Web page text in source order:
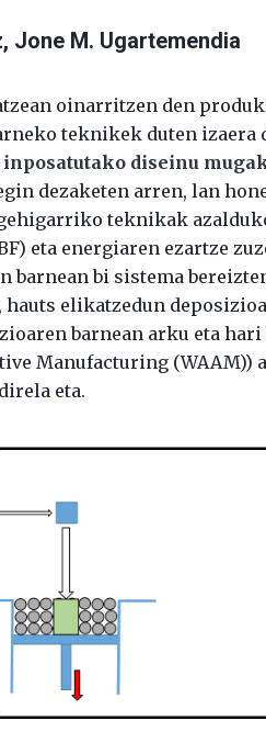
, Jone M. Ugartemendia
oinarritzen den
teknikek duten izaera
diseinu
dezaketen arren, lan
teknikak
eta energiaren ezartze
barnean bi sistema
elikatzedun
barnean arku eta hari
Manufacturing (WAAM))
eta.